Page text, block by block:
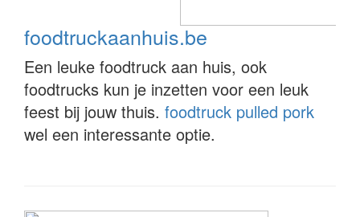
foodtruckaanhuis.be
Een leuke foodtruck aan huis, ook
foodtrucks kun je inzetten voor een leuk
feest bij jouw thuis. foodtruck pulled pork
wel een interessante optie.